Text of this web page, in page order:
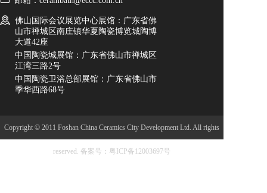
佛山国际会议展览中心展馆：广东省佛
山市禅城区南庄镇华夏陶瓷博览城陶博
大道42座
中国陶瓷城展馆：广东省佛山市禅城区
江湾三路2号
中国陶瓷卫浴总部展馆：广东省佛山市
季华西路68号
Copyright © 2011 Foshan China Ceramics City Development Ltd. All rights
reserved. 备案号：粤ICP备12003697号